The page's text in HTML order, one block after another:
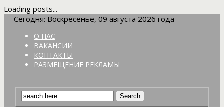
Loading posts...
Сегодня: Воскресенье, 09 августа 2026 года
О НАС
ВАКАНСИИ
КОНТАКТЫ
РАЗМЕЩЕНИЕ РЕКЛАМЫ